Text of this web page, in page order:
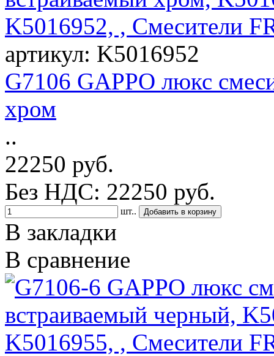
артикул: K5016952
G7106 GAPPO люкс
хром
..
22250 руб.
Без НДС: 22250 руб.
шт..
В закладки
В сравнение